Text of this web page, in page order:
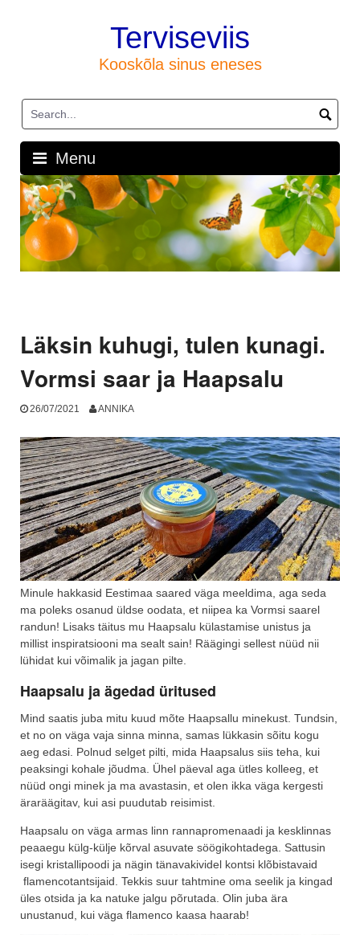
Terviseviis
Kooskõla sinus eneses
Menu
Läksin kuhugi, tulen kunagi.
Vormsi saar ja Haapsalu
26/07/2021 ANNIKA
Minule hakkasid Eestimaa saared väga meeldima, aga seda
ma poleks osanud üldse oodata, et niipea ka Vormsi saarel
randun! Lisaks täitus mu Haapsalu külastamise unistus ja
millist inspiratsiooni ma sealt sain! Räägingi sellest nüüd nii
lühidat kui võimalik ja jagan pilte.
Haapsalu ja ägedad üritused
Mind saatis juba mitu kuud mõte Haapsallu minekust. Tundsin,
et no on väga vaja sinna minna, samas lükkasin sõitu kogu
aeg edasi. Polnud selget pilti, mida Haapsalus siis teha, kui
peaksingi kohale jõudma. Ühel päeval aga ütles kolleeg, et
nüüd ongi minek ja ma avastasin, et olen ikka väga kergesti
äraräägitav, kui asi puudutab reisimist.
Haapsalu on väga armas linn rannapromenaadi ja kesklinnas
peaaegu külg-külje kõrval asuvate söögikohtadega. Sattusin
isegi kristallipoodi ja nägin tänavakividel kontsi klõbistavaid
flamencotantsijaid. Tekkis suur tahtmine oma seelik ja kingad
üles otsida ja ka natuke jalgu põrutada. Olin juba ära
unustanud, kui väga flamenco kaasa haarab!